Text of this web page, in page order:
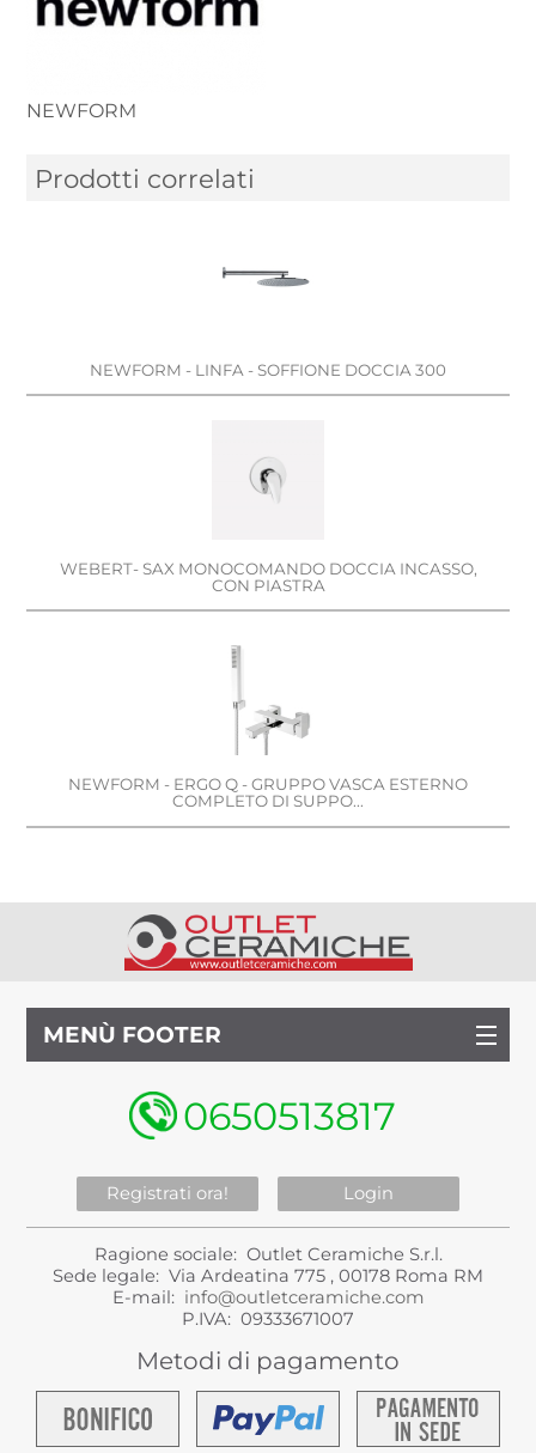
NEWFORM
Prodotti correlati
NEWFORM - LINFA - SOFFIONE DOCCIA 300
WEBERT- SAX MONOCOMANDO DOCCIA INCASSO,
CON PIASTRA
NEWFORM - ERGO Q - GRUPPO VASCA ESTERNO
COMPLETO DI SUPPO...
MENÙ FOOTER
0650513817
Registrati ora! Login
Ragione sociale: Outlet Ceramiche S.r.l.
Sede legale: Via Ardeatina 775 , 00178 Roma RM
E-mail: info@outletceramiche.com
P.IVA: 09333671007
Metodi di pagamento